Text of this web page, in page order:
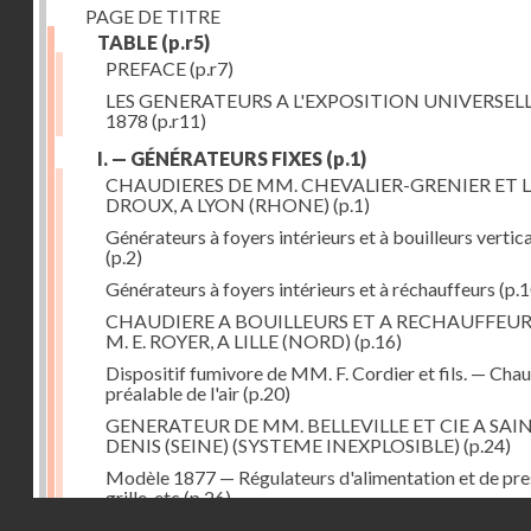
PAGE DE TITRE
TABLE (p.r5)
PREFACE(p.r7)
LES GENERATEURS A L'EXPOSITION
1878 (p.r11)
I. — GÉNÉRATEURS FIXES (p.1)
CHAUDIERES DE MM. CHEVALIER-GRENIER ET
DROUX, A LYON (RHONE) (p.1)
Générateurs à foyers intérieurs et à bouilleurs
(p.2)
Générateurs à foyers intérieurs et à réchauffeurs
CHAUDIERE A BOUILLEURS ET A
M. E. ROYER, A LILLE (NORD) (p.16)
Dispositif fumivore de MM. F. Cordier et fils. —
préalable de l'air(p.20)
GENERATEUR DE MM. BELLEVILLE ET CIE A
DENIS (SEINE) (SYSTEME INEXPLOSIBLE) (p.24)
Modèle 1877 — Régulateurs d'alimentation et de
grille, etc(p.26)